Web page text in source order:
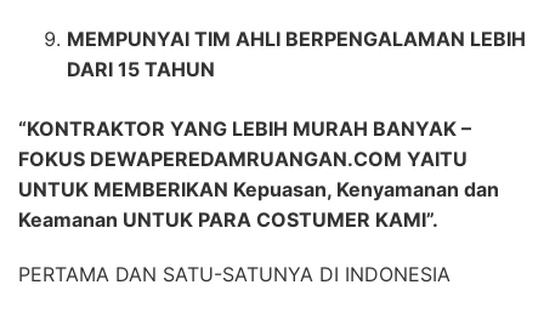
MEMPUNYAI TIM AHLI BERPENGALAMAN LEBIH
DARI 15 TAHUN
“KONTRAKTOR YANG LEBIH MURAH BANYAK –
FOKUS DEWAPEREDAMRUANGAN.COM YAITU
UNTUK MEMBERIKAN Kepuasan, Kenyamanan dan
Keamanan UNTUK PARA COSTUMER KAMI”.
PERTAMA DAN SATU-SATUNYA DI INDONESIA